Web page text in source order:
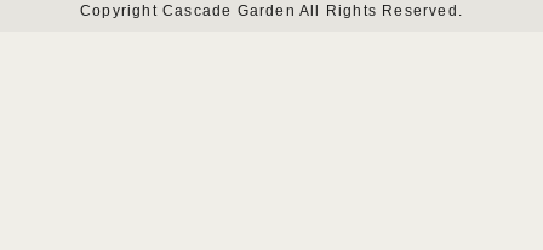
Copyright Cascade Garden All Rights Reserved.